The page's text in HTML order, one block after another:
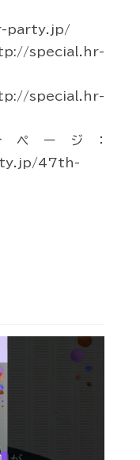
party.jp/
special.hr-
special.hr-
ージ：
47th-